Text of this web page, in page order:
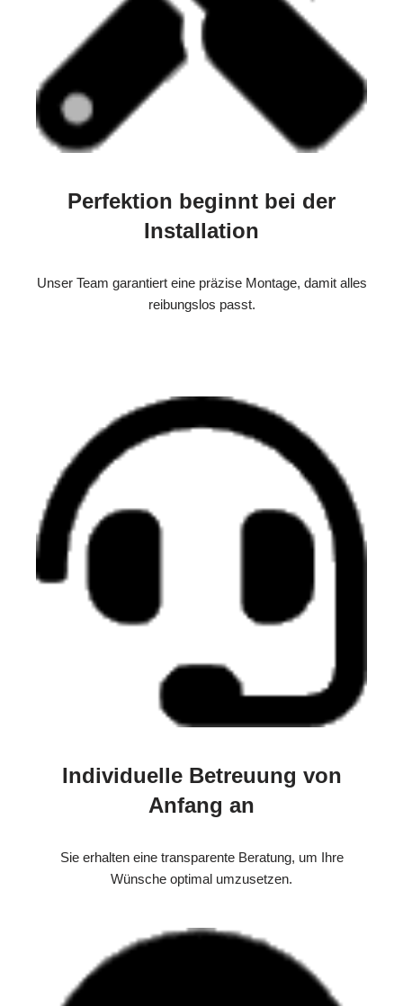
Perfektion beginnt bei der
Installation
Unser Team garantiert eine präzise Montage, damit alles
reibungslos passt.
Individuelle Betreuung von
Anfang an
Sie erhalten eine transparente Beratung, um Ihre
Wünsche optimal umzusetzen.